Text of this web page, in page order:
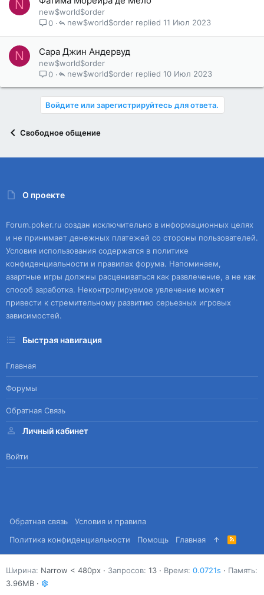
N
new$world$order
0
11 Июл 2023
new$world$order
N Сара Джин Андервуд
new$world$order
0
10 Июл 2023
new$world$order
Войдите или зарегистрируйтесь для ответа.
Свободное общение
О проекте
Forum.poker.ru создан исключительно в информационных целях
и не принимает денежных платежей со стороны пользователей.
Условия использования содержатся в политике
конфиденциальности и правилах форума. Напоминаем,
азартные игры должны расцениваться как развлечение, а не как
способ заработка. Неконтролируемое увлечение может
привести к стремительному развитию серьезных игровых
зависимостей.
Быстрая навигация
Главная
Форумы
Обратная Связь
Личный кабинет
Войти
Обратная связь
Условия и правила
Политика конфиденциальности
Помощь Главная
R
S
S
Ширина Запросов 13 Время 0.0721s
Память
3.96MB